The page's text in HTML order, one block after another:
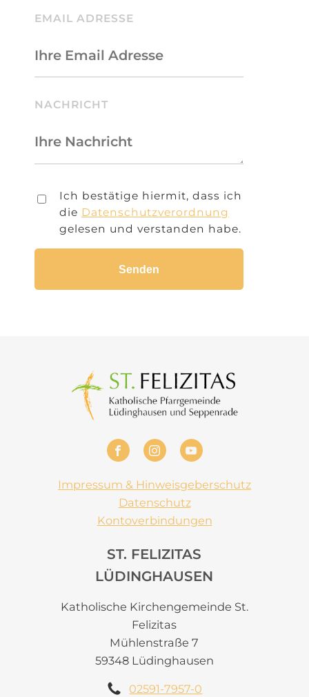
BITTE LASSE DIESES FELD LEER.
EMAIL ADRESSE
NACHRICHT
Ich bestätige hiermit, dass ich
die Datenschutzverordnung
gelesen und verstanden habe.
Impressum & Hinweisgeberschutz
Datenschutz
Kontoverbindungen
ST. FELIZITAS
LÜDINGHAUSEN
Katholische Kirchengemeinde St.
Felizitas
Mühlenstraße 7
59348 Lüdinghausen
02591-7957-0